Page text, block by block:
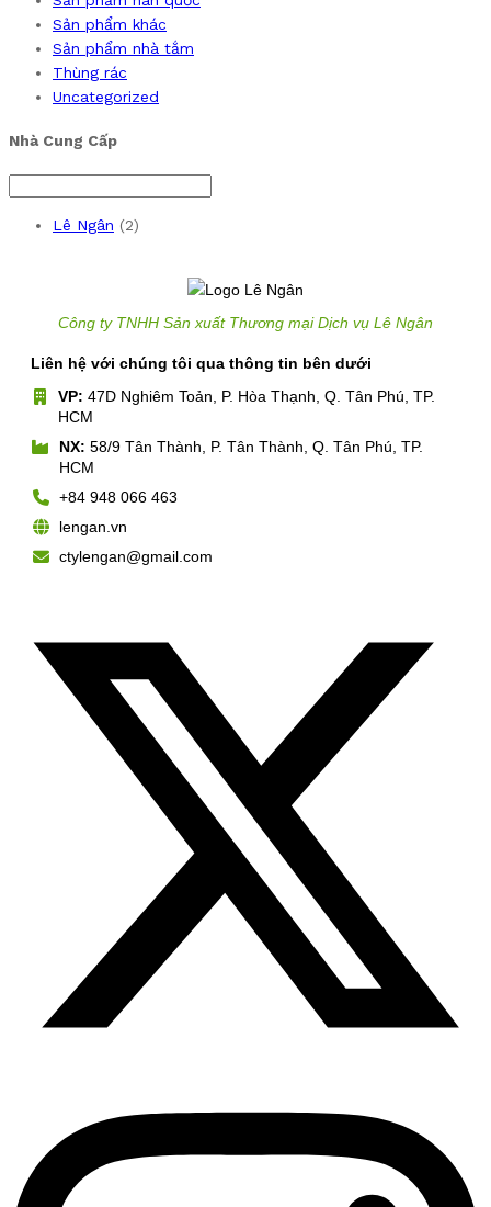
Sản phẩm khác
Sản phẩm nhà tắm
Thùng rác
Uncategorized
Nhà Cung Cấp
Lê Ngân (2)
Công ty TNHH Sản xuất Thương mại Dịch vụ Lê Ngân
Liên hệ với chúng tôi qua thông tin bên dưới
VP: 47D Nghiêm Toản, P. Hòa Thạnh, Q. Tân Phú, TP.
HCM
NX: 58/9 Tân Thành, P. Tân Thành, Q. Tân Phú, TP.
HCM
+84 948 066 463
lengan.vn
ctylengan@gmail.com